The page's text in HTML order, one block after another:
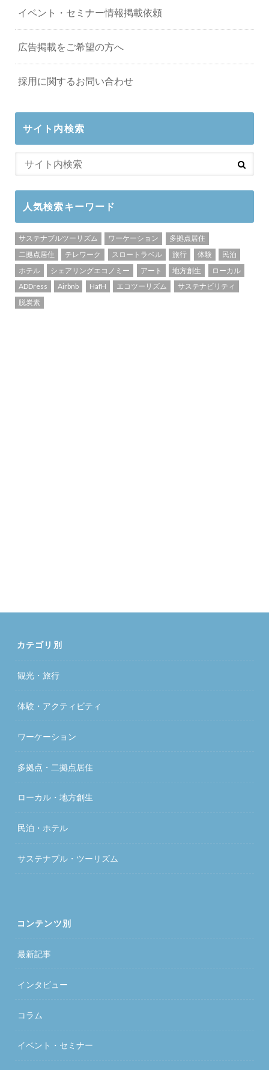
イベント・セミナー情報掲載依頼
広告掲載をご希望の方へ
採用に関するお問い合わせ
サイト内検索
人気検索キーワード
サステナブルツーリズム ワーケーション
多拠点居住
二拠点居住
テレワーク スロートラベル 旅行 体験
民泊
ホテル
シェアリングエコノミー アート 地方創生
ローカル
ADDress
Airbnb HafH エコツーリズム
サステナビリティ
脱炭素
カテゴリ別
観光・旅行
体験・アクティビティ
ワーケーション
多拠点・二拠点居住
ローカル・地方創生
民泊・ホテル
サステナブル・ツーリズム
コンテンツ別
最新記事
インタビュー
コラム
イベント・セミナー